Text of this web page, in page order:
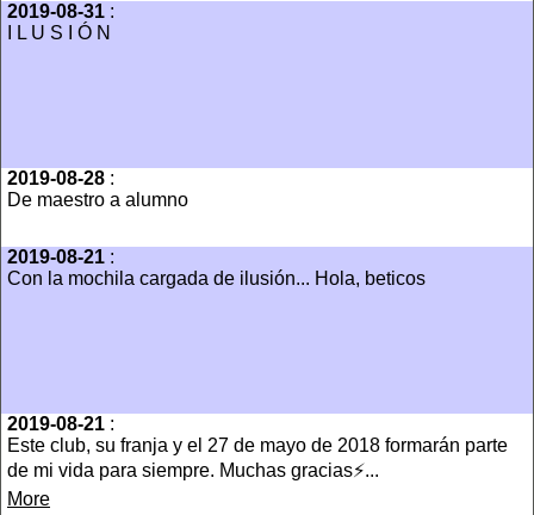
2019-08-31 :
I L U S I Ó N
2019-08-28 :
De maestro a alumno
2019-08-21 :
Con la mochila cargada de ilusión... Hola, beticos
2019-08-21 :
Este club, su franja y el 27 de mayo de 2018 formarán parte
de mi vida para siempre. Muchas gracias⚡️...
More